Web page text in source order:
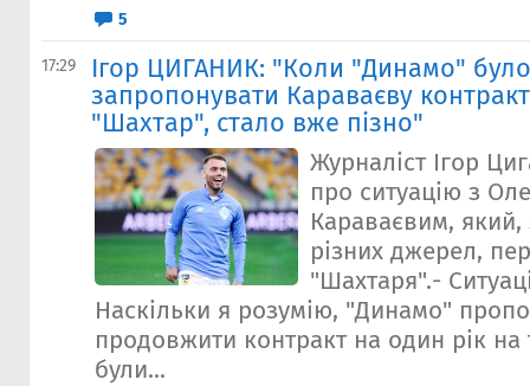
5
17:29
Ігор ЦИГАНИК: "Коли "Динамо"
запропонувати Караваєву
"Шахтар", стало вже пізно"
Журналіст Ігор
про ситуацію з
Караваєвим,
різних джерел,
"Шахтаря".-
Наскільки я розумію, "Динамо"
продовжити контракт на один рік
були...